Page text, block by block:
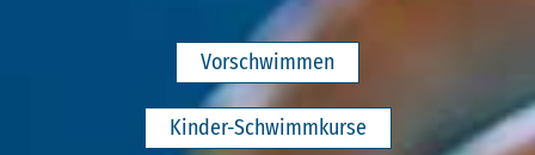
Vorschwimmen
Kinder-Schwimmkurse